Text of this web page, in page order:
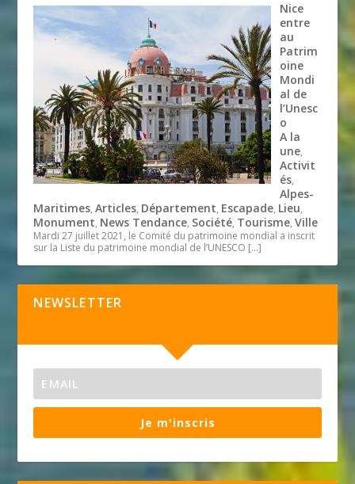
Nice
entre
au
Patrim
oine
Mondi
al de
l’Unesc
o
A la
une,
Activit
és,
Alpes-
Maritimes,Articles, Département, Escapade, Lieu,
Monument, News Tendance, Société, Tourisme,Ville
Mardi 27 juillet 2021, le Comité du patrimoine mondial a inscrit
sur la Liste du patrimoine mondial de l’UNESCO […]
NEWSLETTER
Je m'inscris